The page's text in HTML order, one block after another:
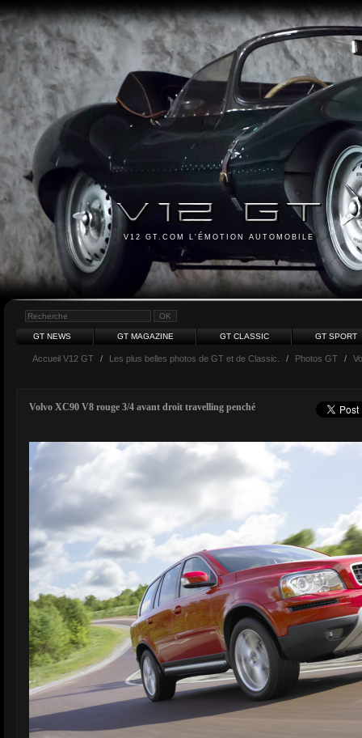
V12 GT.COM L'ÉMOTION AUTOMOBILE
GT NEWS GT MAGAZINE GT CLASSIC GT SPORT
Accueil V12 GT / Les plus belles photos de GT et de Classic. / Photos GT /
Volvo XC90 V8 rouge 3/4 avant droit travelling penché